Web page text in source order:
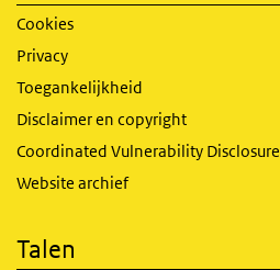
Cookies
Privacy
Toegankelijkheid
Disclaimer en copyright
Coordinated Vulnerability Disclosure
Website archief
Talen